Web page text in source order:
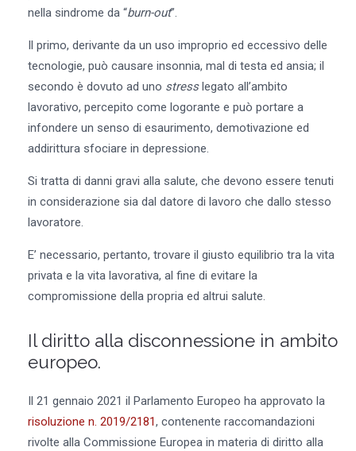
nella sindrome da “burn-out”.
Il primo, derivante da un uso improprio ed eccessivo delle
tecnologie, può causare insonnia, mal di testa ed ansia; il
secondo è dovuto ad uno stresslegato all’ambito
lavorativo, percepito come logorante e può portare a
infondere un senso di esaurimento, demotivazione ed
addirittura sfociare in depressione.
Si tratta di danni gravi alla salute, che devono essere tenuti
in considerazione sia dal datore di lavoro che dallo stesso
lavoratore.
E’ necessario, pertanto, trovare il giusto equilibrio tra la vita
privata e la vita lavorativa, al fine di evitare la
compromissione della propria ed altrui salute.
Il diritto alla disconnessione in ambito
europeo.
Il 21 gennaio 2021 il Parlamento Europeo ha approvato la
risoluzione n. 2019/2181, contenente raccomandazioni
rivolte alla Commissione Europea in materia di diritto alla